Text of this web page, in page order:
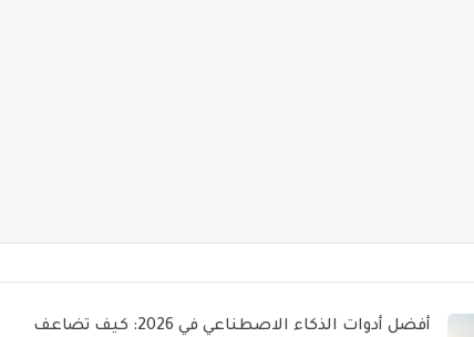
أفضل أدوات الذكاء الاصطناعي في 2026: كيف تضاعف